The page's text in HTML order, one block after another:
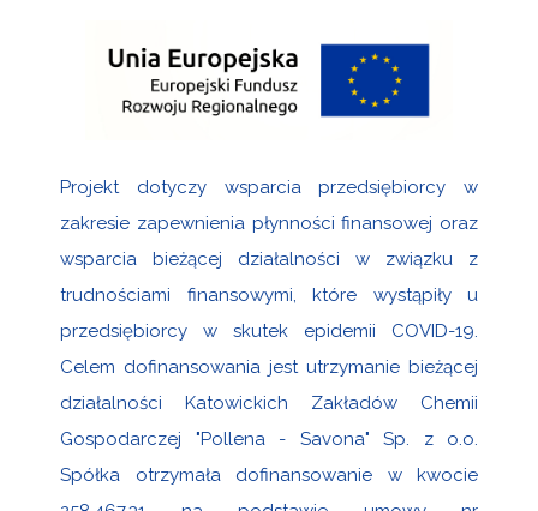
Projekt dotyczy wsparcia przedsiębiorcy w
zakresie zapewnienia płynności finansowej oraz
wsparcia bieżącej działalności w związku z
trudnościami finansowymi, które wystąpiły u
przedsiębiorcy w skutek epidemii COVID-19.
Celem dofinansowania jest utrzymanie bieżącej
działalności Katowickich Zakładów Chemii
Gospodarczej "Pollena - Savona" Sp. z o.o.
Spółka otrzymała dofinansowanie w kwocie